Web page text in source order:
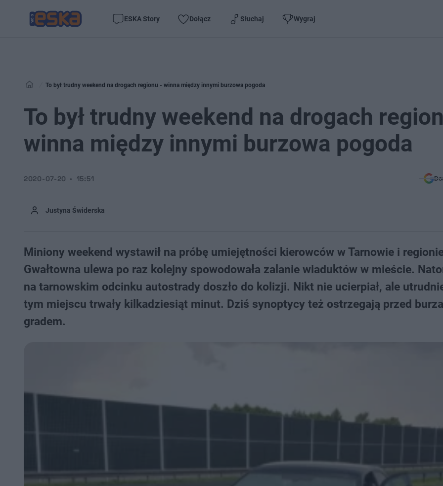
ESKA Story Dołącz Słuchaj Wygraj
To był trudny weekend na drogach regionu - winna między innymi burzowa pogoda
To był trudny weekend na drogach
winna między innymi burzowa pogoda
Justyna Świderska
2020-07-20 15:51
Miniony weekend wystawił na próbę umiejętności kierowców w Tarnowie i
Gwałtowna ulewa po raz kolejny spowodowała zalanie wiaduktów w mieście.
na tarnowskim odcinku autostrady doszło do kolizji. Nikt nie ucierpiał, ale
tym miejscu trwały kilkadziesiąt minut. Dziś synoptycy też ostrzegają przed
gradem.